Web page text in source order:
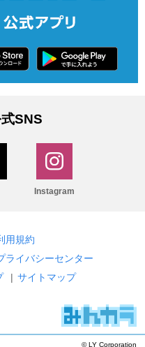
SNS
Instagram
用規約
ライバシーセンター
| サイトマップ
© LY Corporation